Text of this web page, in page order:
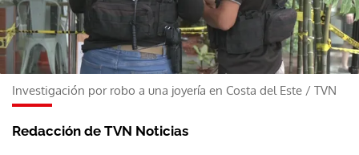
Investigación por robo a una joyería en Costa del Este / TVN
Redacción de TVN Noticias